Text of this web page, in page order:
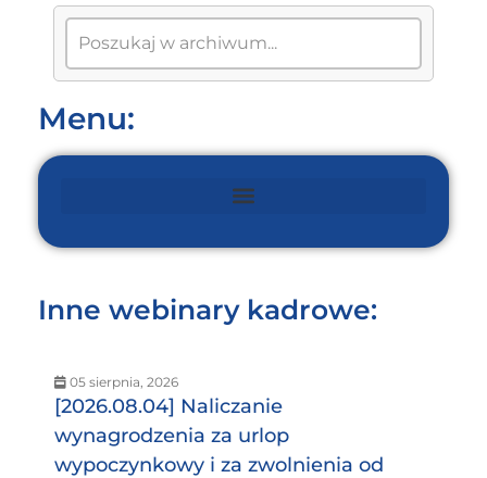
Menu:
Inne webinary kadrowe:
05 sierpnia, 2026
[2026.08.04] Naliczanie
wynagrodzenia za urlop
wypoczynkowy i za zwolnienia od